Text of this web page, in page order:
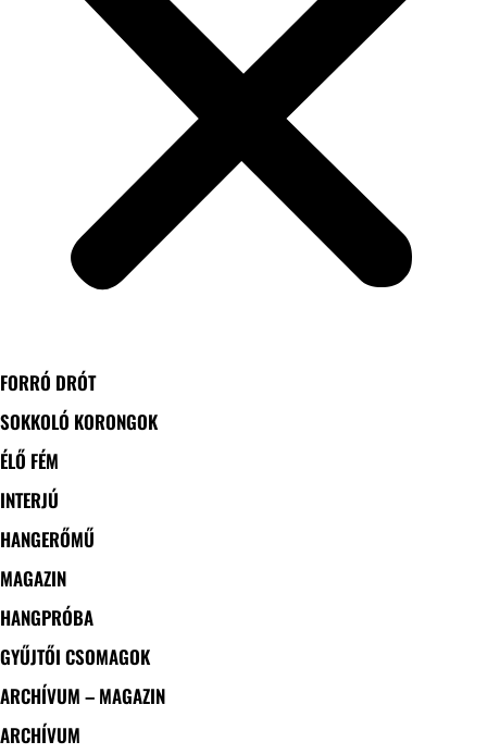
FORRÓ DRÓT
SOKKOLÓ KORONGOK
ÉLŐ FÉM
INTERJÚ
HANGERŐMŰ
MAGAZIN
HANGPRÓBA
GYŰJTŐI CSOMAGOK
ARCHÍVUM – MAGAZIN
ARCHÍVUM